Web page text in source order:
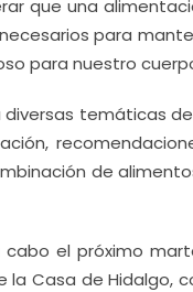
que una
para
para nuestro
temáticas
de
el próximo
la Casa de Hidalgo,